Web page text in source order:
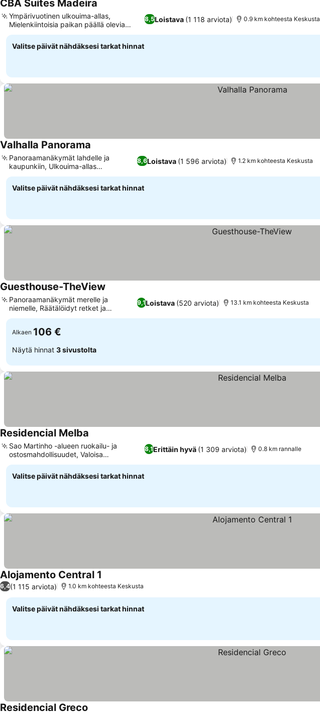
CBA Suites Madeira
8,5Loistava (1 118 arviota)
Ympärivuotinen ulkouima-allas,
Mielenkiintoisia paikan päällä olevia
aktiviteetteja
0.9 km kohteesta Keskusta
Valitse päivät nähdäksesi tarkat hinnat
Valhalla Panorama
8,6Loistava (1 596 arviota)
Panoraamanäkymät lahdelle ja
kaupunkiin, Ulkouima-allas
aurinkoterassilla
1.2 km kohteesta Keskusta
Valitse päivät nähdäksesi tarkat hinnat
Guesthouse-TheView
9,1Loistava (520 arviota)
Panoraamanäkymät merelle ja
niemelle, Räätälöidyt retket ja
tapahtumat
13.1 km kohteesta Keskusta
Alkaen 106 €
Näytä hinnat 3 sivustolta
Residencial Melba
8,1Erittäin hyvä (1 309 arviota)
Sao Martinho -alueen ruokailu- ja
ostosmahdollisuudet, Valoisa
aamiaishuone kasveilla
0.8 km rannalle
Valitse päivät nähdäksesi tarkat hinnat
Alojamento Central 1
6,4(1 115 arviota) 1.0 km kohteesta Keskusta
Valitse päivät nähdäksesi tarkat hinnat
Residencial Greco